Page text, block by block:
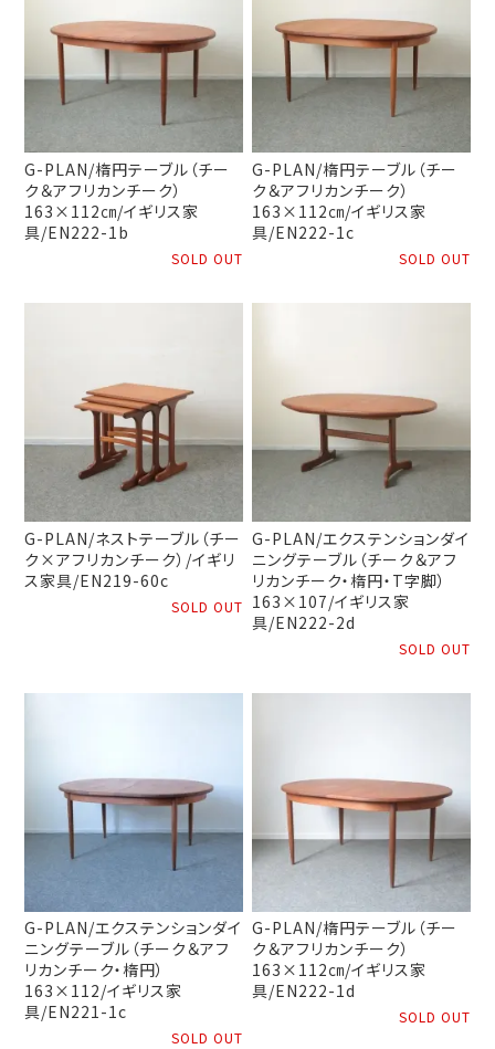
G-PLAN/楕円テーブル（チー
ク＆アフリカンチーク）
163×112㎝/イギリス家
具/EN222-1b
SOLD OUT
G-PLAN/楕円テーブル（チー
ク＆アフリカンチーク）
163×112㎝/イギリス家
具/EN222-1c
SOLD OUT
G-PLAN/ネストテーブル（チー
ク×アフリカンチーク）/イギリ
ス家具/EN219-60c
SOLD OUT
G-PLAN/エクステンションダイ
ニングテーブル（チーク＆アフ
リカンチーク・楕円・T字脚）
163×107/イギリス家
具/EN222-2d
SOLD OUT
G-PLAN/エクステンションダイ
ニングテーブル（チーク＆アフ
リカンチーク・楕円）
163×112/イギリス家
具/EN221-1c
SOLD OUT
G-PLAN/楕円テーブル（チー
ク＆アフリカンチーク）
163×112㎝/イギリス家
具/EN222-1d
SOLD OUT